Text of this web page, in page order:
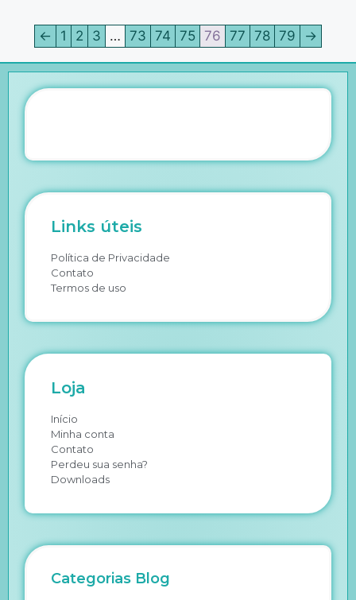
← 1 2 3 … 73 74 75 76 77 78 79 →
Links úteis
Política de Privacidade
Contato
Termos de uso
Loja
Início
Minha conta
Contato
Perdeu sua senha?
Downloads
Categorias Blog